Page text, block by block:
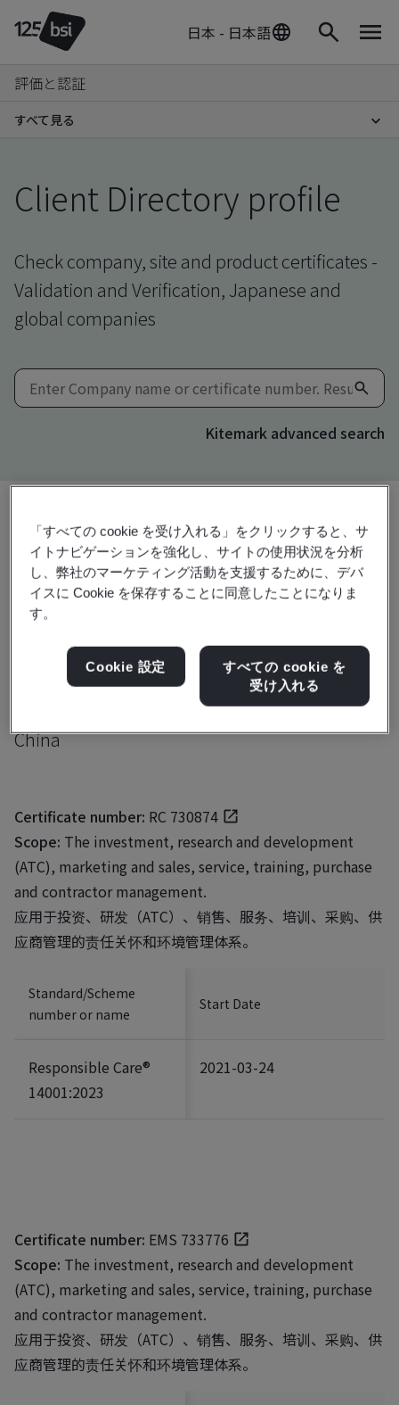
日本 - 日本語
評価と認証
すべて見る
Client Directory profile
Check company, site and product certificates -
Validation and Verification, Japanese and
global companies
Kitemark advanced search
共有: アップグレード
Cabot (China) Limited
No. 558 Shuangbai Road
Minhang District
China
Certificate number: RC 730874
Scope: The investment, research and development
(ATC), marketing and sales, service, training, purchase
and contractor management.
应用于投资、研发（ATC）、销售、服务、培训、采购、供
应商管理的责任关怀和环境管理体系。
Standard/Scheme
number or name
Start Date
Responsible Care®
14001:2023
2021-03-24
Certificate number: EMS 733776
Scope: The investment, research and development
(ATC), marketing and sales, service, training, purchase
and contractor management.
应用于投资、研发（ATC）、销售、服务、培训、采购、供
应商管理的责任关怀和环境管理体系。
「すべての cookie を受け入れる」をクリックすると、サ
イトナビゲーションを強化し、サイトの使用状況を分析
し、弊社のマーケティング活動を支援するために、デバ
イスに Cookie を保存することに同意したことになりま
す。
Cookie 設定
すべての cookie を
受け入れる